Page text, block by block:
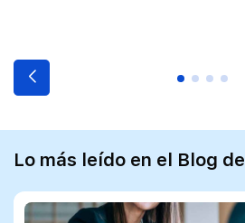
Lo más leído en el Blog de